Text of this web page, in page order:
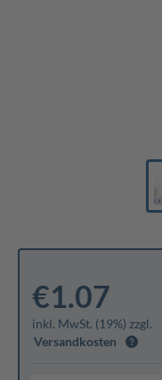
€1.07
inkl. MwSt. (19%) zzgl.
Versandkosten